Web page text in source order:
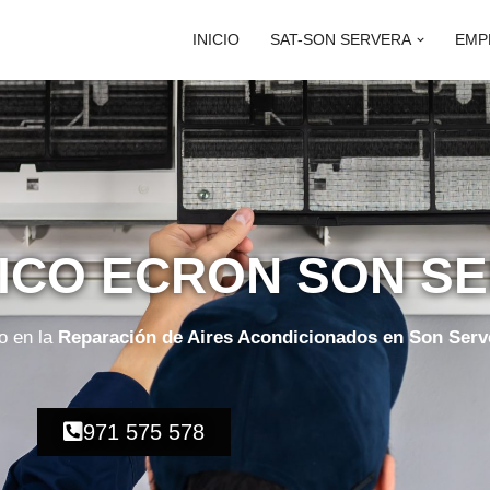
INICIO SAT-SON SERVERA
ECRON SON
en la Reparación de Aires Acondicionados en Son
971 575 578